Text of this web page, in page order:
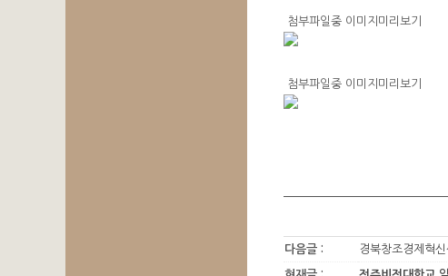
첨부파일중 이미지미리보기
첨부파일중 이미지미리보기
다음글 : 경북창조경제혁